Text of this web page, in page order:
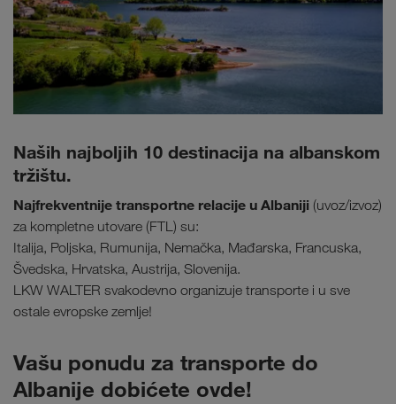
Naših najboljih 10 destinacija na albanskom
tržištu.
Najfrekventnije transportne relacije u Albaniji (uvoz/izvoz)
za kompletne utovare (FTL) su:
Italija, Poljska, Rumunija, Nemačka, Mađarska, Francuska,
Švedska, Hrvatska, Austrija, Slovenija.
LKW WALTER svakodevno organizuje transporte i u sve
ostale evropske zemlje!
Vašu ponudu za transporte do
Albanije dobićete ovde!